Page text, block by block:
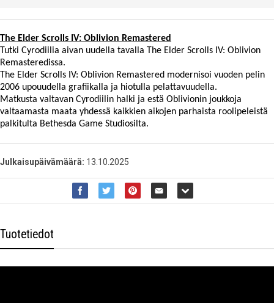
The Elder Scrolls IV: Oblivion Remastered
Tutki Cyrodiilia aivan uudella tavalla The Elder Scrolls IV: Oblivion
Remasteredissa.
The Elder Scrolls IV: Oblivion Remastered modernisoi vuoden pelin
2006 upouudella grafiikalla ja hiotulla pelattavuudella.
Matkusta valtavan Cyrodiilin halki ja estä Oblivionin joukkoja
valtaamasta maata yhdessä kaikkien aikojen parhaista roolipeleistä
palkitulta Bethesda Game Studiosilta.
Julkaisupäivämäärä: 13.10.2025
Tuotetiedot